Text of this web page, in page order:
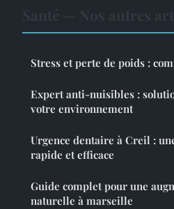
Stress et perte de poids :
Expert anti-nuisibles :
votre environnement
Urgence dentaire à Creil :
rapide et efficace
Guide complet pour une
naturelle à marseille